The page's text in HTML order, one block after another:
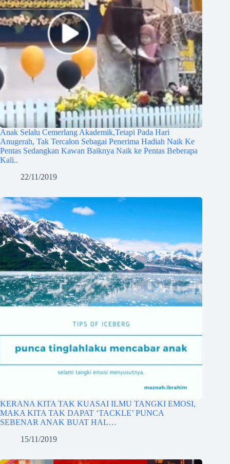
Anak Selalu Cemerlang Akademik,Tetapi Pada Hari
Anugerah, Tak Tercalon Sebagai Penerima Hadiah Naik Ke
Pentas Sedangkan Kawan Baiknya Naik ke Pentas Beberapa
Kali..
22/11/2019
KERANA KITA TAK KUASAI ILMU TANGKI EMOSI,
MAKA KITA TAK DAPAT ‘TACKLE’ PUNCA
SEBENAR ANAK BUAT HAL…
15/11/2019